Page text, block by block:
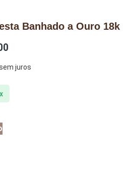
Banhado a Ouro 18k
juros